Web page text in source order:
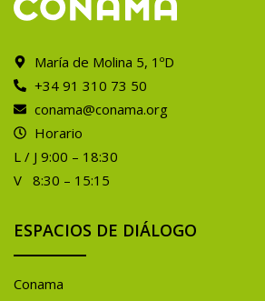
María de Molina 5, 1ºD
+34 91 310 73 50
conama@conama.org
Horario
L / J 9:00 – 18:30
V 8:30 – 15:15
ESPACIOS DE DIÁLOGO
Conama